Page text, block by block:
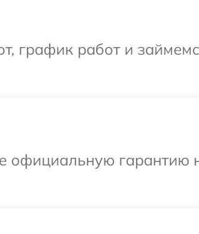
график работ и
официальную гарантию